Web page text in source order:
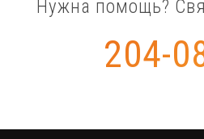
Нужна помощь?
204-